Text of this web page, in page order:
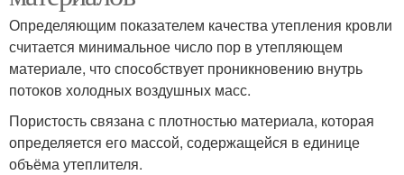
Определяющим показателем качества утепления кровли
считается минимальное число пор в утепляющем
материале, что способствует проникновению внутрь
потоков холодных воздушных масс.
Пористость связана с плотностью материала, которая
определяется его массой, содержащейся в единице
объёма утеплителя.